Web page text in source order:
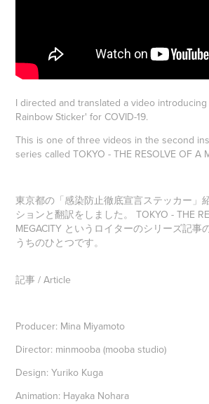
I directed and translated a video
Rainbow Sticker' for COVID-19.
This is one of three videos in the second
series called TOKYO - THE RESOLVE OF A
東京都の「感染防止徹底宣言ステッカー」
ションと翻訳をしました。 TOKYO - THE
MEGACITY というロイターのシリーズ記事
うちのひとつです。
記事 / Article
Producer: Mina Miyamoto
Director: minmooba (mooba studio)
Design: Yuriko Kuga
Animation: Hayaka Nohara